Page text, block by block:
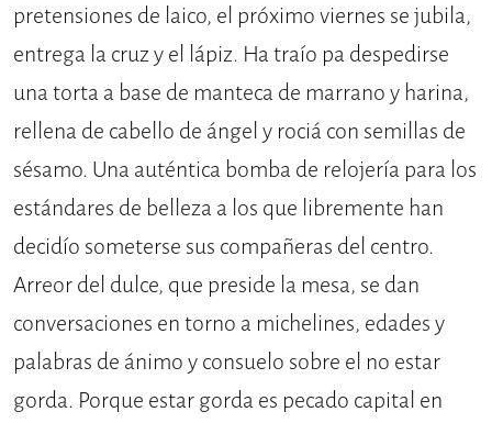
pretensiones de laico, el próximo viernes se jubila,
entrega la cruz y el lápiz. Ha traío pa despedirse
una torta a base de manteca de marrano y harina,
rellena de cabello de ángel y rociá con semillas de
sésamo. Una auténtica bomba de relojería para los
estándares de belleza a los que libremente han
decidío someterse sus compañeras del centro.
Arreor del dulce, que preside la mesa, se dan
conversaciones en torno a michelines, edades y
palabras de ánimo y consuelo sobre el no estar
gorda. Porque estar gorda es pecado capital en